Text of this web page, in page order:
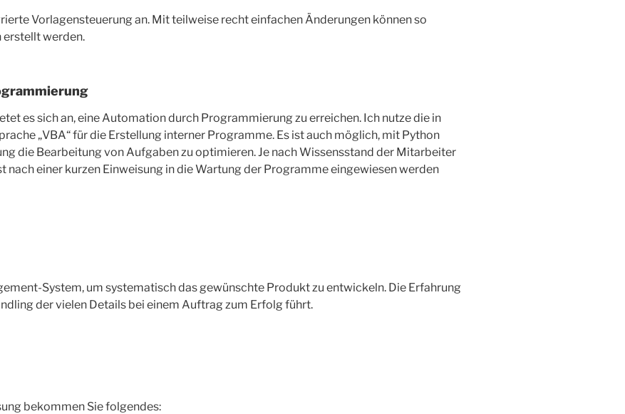
Vorlagensteuerung an. Mit teilweise recht einfachen Änderungen können so
werden.
es sich an, eine Automation durch Programmierung zu erreichen. Ich nutze die in
„VBA“ für die Erstellung interner Programme. Es ist auch möglich, mit Python
die Bearbeitung von Aufgaben zu optimieren. Je nach Wissensstand der Mitarbeiter
nach einer kurzen Einweisung in die Wartung der Programme eingewiesen werden
System, um systematisch das gewünschte Produkt zu entwickeln. Die Erfahrung
der vielen Details bei einem Auftrag zum Erfolg führt.
bekommen Sie folgendes: